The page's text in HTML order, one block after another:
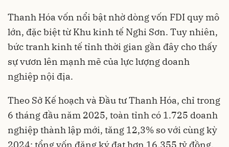
Thanh Hóa vốn nổi bật nhờ dòng vốn FDI quy mô
lớn, đặc biệt từ Khu kinh tế Nghi Sơn. Tuy nhiên,
bức tranh kinh tế tỉnh thời gian gần đây cho thấy
sự vươn lên mạnh mẽ của lực lượng doanh
nghiệp nội địa.
Theo Sở Kế hoạch và Đầu tư Thanh Hóa, chỉ trong
6 tháng đầu năm 2025, toàn tỉnh có 1.725 doanh
nghiệp thành lập mới, tăng 12,3% so với cùng kỳ